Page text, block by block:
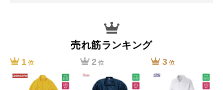
売れ筋ランキング
1位 2 位 3位